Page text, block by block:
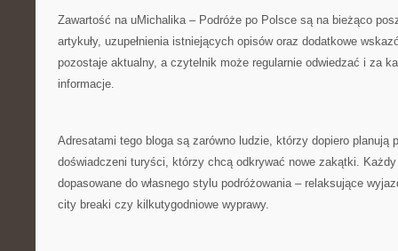
Zawartość na uMichalika – Podróże po Polsce są na bieżąco
artykuły, uzupełnienia istniejących opisów oraz dodatkowe
pozostaje aktualny, a czytelnik może regularnie odwiedzać i za
informacje.
Adresatami tego bloga są zarówno ludzie, którzy dopiero planują
doświadczeni turyści, którzy chcą odkrywać nowe zakątki.
dopasowane do własnego stylu podróżowania – relaksujące
city breaki czy kilkutygodniowe wyprawy.